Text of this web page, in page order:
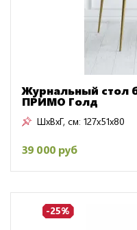
Журнальный стол
ПРИМО Голд
ШxВxГ, см: 127x51x80
39 000 руб
-25%